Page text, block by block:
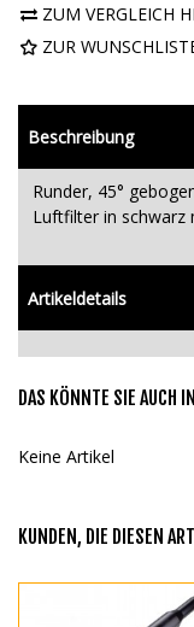
ZUM VERGLEICH
ZUR
Beschreibung
Runder, 45°
Luftfilter in schwarz
Artikeldetails
DAS KÖNNTE SIE AUCH
Keine Artikel
KUNDEN, DIE DIESEN